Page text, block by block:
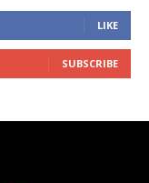
LIKE
SUBSCRIBE